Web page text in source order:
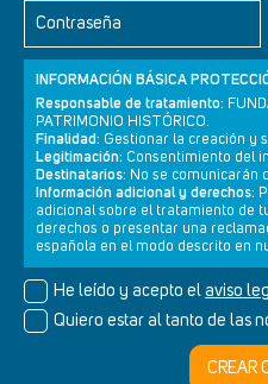
Contraseña
INFORMACIÓN BÁSICA
Responsable de tratamiento:
PATRIMONIO HISTÓRICO.
Finalidad: Gestionar la creación y
Legitimación: Consentimiento del
Destinatarios: No se comunicarán
Información adicional y derechos:
adicional sobre el tratamiento de
derechos o presentar una
española en el modo descrito en
He leído y acepto el aviso
Quiero estar al tanto de las
CREAR
Newsletter Aviso legal Política
© Cultura+ 2026. Todos